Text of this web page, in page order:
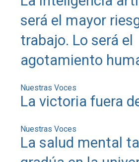
será el mayor
trabajo. Lo será el
agotamiento
Nuestras Voces
La victoria fuera
Nuestras Voces
La salud mental